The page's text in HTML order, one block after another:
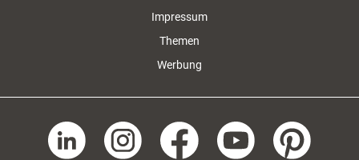
Impressum
Themen
Werbung